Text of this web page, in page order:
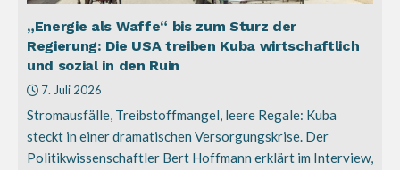
„Energie als Waffe“ bis zum Sturz der
Regierung: Die USA treiben Kuba wirtschaftlich
und sozial in den Ruin
7. Juli 2026
Stromausfälle, Treibstoffmangel, leere Regale: Kuba
steckt in einer dramatischen Versorgungskrise. Der
Politikwissenschaftler Bert Hoffmann erklärt im Interview,